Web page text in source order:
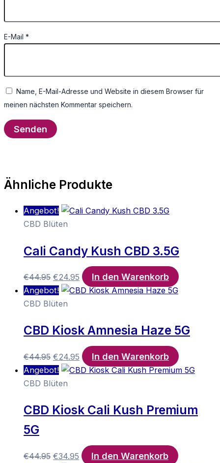
E-Mail *
Name, E-Mail-Adresse und Website in diesem Browser für
meinen nächsten Kommentar speichern.
Ähnliche Produkte
Angebot!
CBD Blüten
Cali Candy Kush CBD 3.5G
€44.95 Ursprünglicher
Preis
war:
€24.95 Aktueller
Preis
In den Warenkorb
Angebot!
CBD Blüten
CBD Kiosk Amnesia Haze 5G
€44.95 Ursprünglicher
Preis
war:
€24.95 Aktueller
Preis
In den Warenkorb
Angebot!
CBD Blüten
CBD Kiosk Cali Kush Premium
5G
€44.95 Ursprünglicher
€34.95 Aktueller
In den Warenkorb